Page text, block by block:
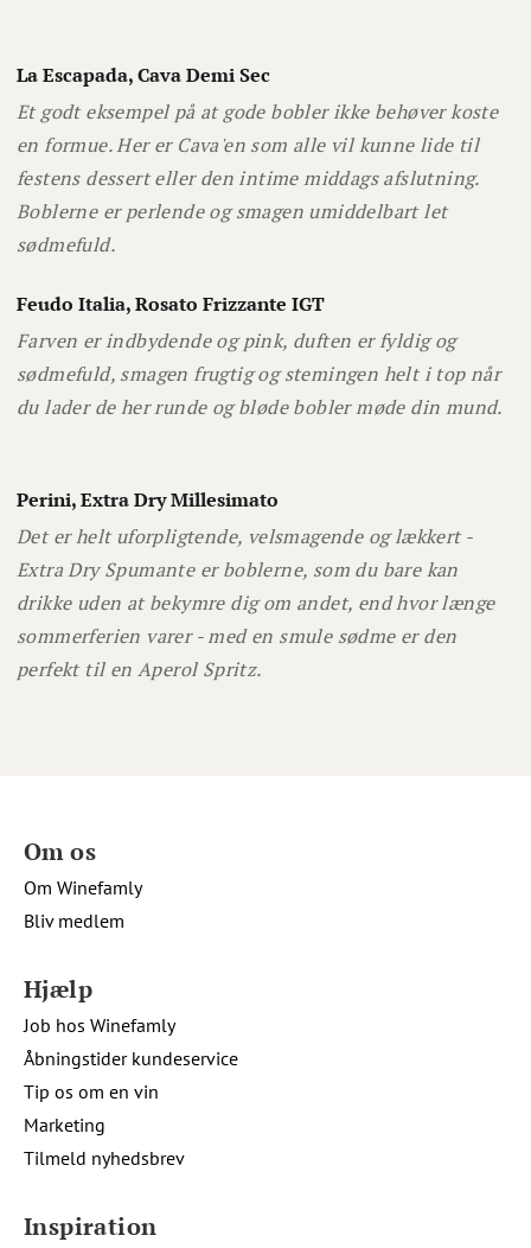
La Escapada, Cava Demi Sec
Et godt eksempel på at gode bobler ikke behøver koste
en formue. Her er Cava'en som alle vil kunne lide til
festens dessert eller den intime middags afslutning.
Boblerne er perlende og smagen umiddelbart let
sødmefuld.
Feudo Italia, Rosato Frizzante IGT
Farven er indbydende og pink, duften er fyldig og
sødmefuld, smagen frugtig og stemingen helt i top når
du lader de her runde og bløde bobler møde din mund.
Perini, Extra Dry Millesimato
Det er helt uforpligtende, velsmagende og lækkert -
Extra Dry Spumante er boblerne, som du bare kan
drikke uden at bekymre dig om andet, end hvor længe
sommerferien varer - med en smule sødme er den
perfekt til en Aperol Spritz.
Om os
Om Winefamly
Bliv medlem
Hjælp
Job hos Winefamly
Åbningstider kundeservice
Tip os om en vin
Marketing
Tilmeld nyhedsbrev
Inspiration